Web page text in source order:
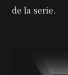
de la serie.